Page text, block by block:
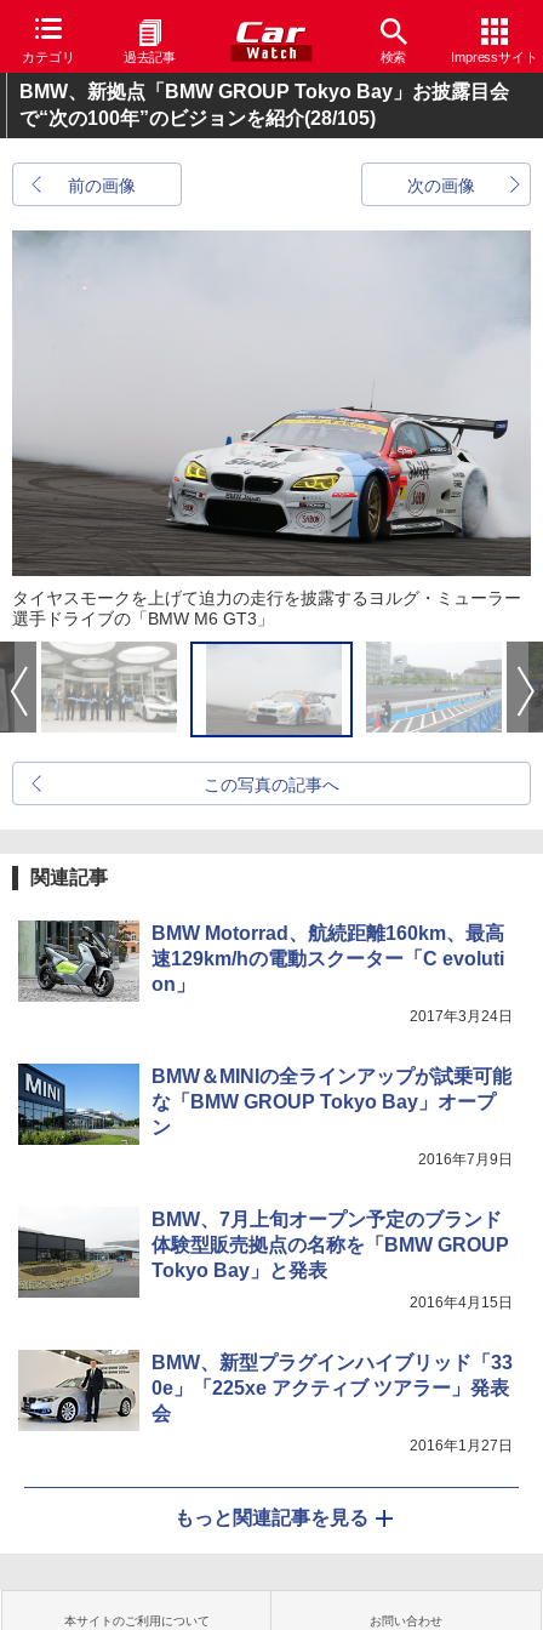
カテゴリ 過去記事 検索 Impressサイト
BMW、新拠点「BMW GROUP Tokyo Bay」お披露目会
で“次の100年”のビジョンを紹介(28/105)
前の画像 次の画像
タイヤスモークを上げて迫力の走行を披露するヨルグ・ミューラー
選手ドライブの「BMW M6 GT3」
この写真の記事へ
関連記事
BMW Motorrad、航続距離160km、最高
速129km/hの電動スクーター「C evoluti
on」
2017年3月24日
BMW＆MINIの全ラインアップが試乗可能
な「BMW GROUP Tokyo Bay」オープ
ン
2016年7月9日
BMW、7月上旬オープン予定のブランド
体験型販売拠点の名称を「BMW GROUP
Tokyo Bay」と発表
2016年4月15日
BMW、新型プラグインハイブリッド「33
0e」「225xe アクティブ ツアラー」発表
会
2016年1月27日
もっと関連記事を見る
本サイトのご利用について お問い合わせ